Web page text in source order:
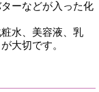
ーなどが入った化
水、美容液、乳
大切です。